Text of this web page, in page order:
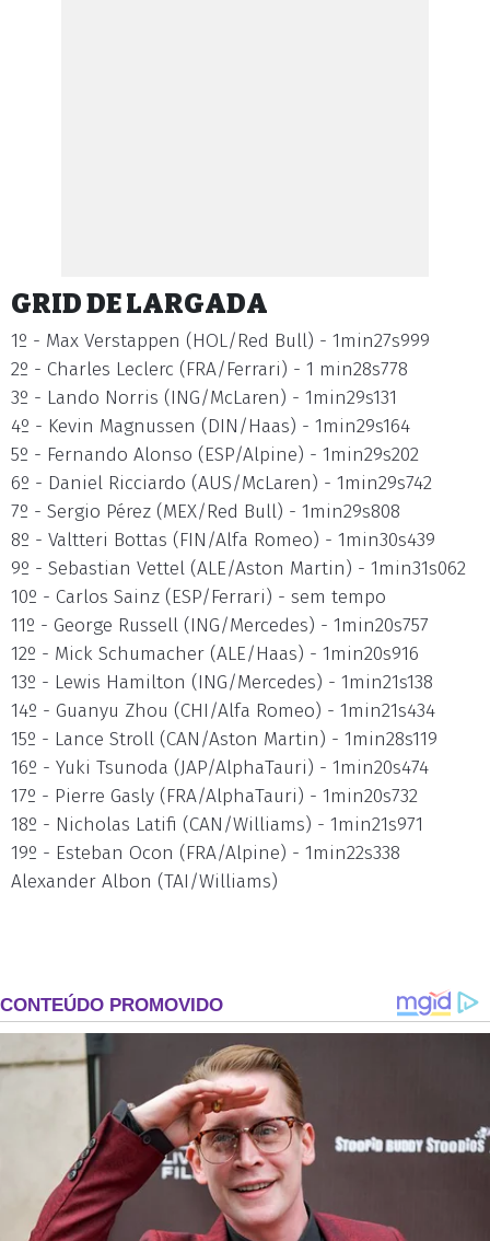
GRID DE LARGADA
1º - Max Verstappen (HOL/Red Bull) - 1min27s999
2º - Charles Leclerc (FRA/Ferrari) - 1 min28s778
3º - Lando Norris (ING/McLaren) - 1min29s131
4º - Kevin Magnussen (DIN/Haas) - 1min29s164
5º - Fernando Alonso (ESP/Alpine) - 1min29s202
6º - Daniel Ricciardo (AUS/McLaren) - 1min29s742
7º - Sergio Pérez (MEX/Red Bull) - 1min29s808
8º - Valtteri Bottas (FIN/Alfa Romeo) - 1min30s439
9º - Sebastian Vettel (ALE/Aston Martin) - 1min31s062
10º - Carlos Sainz (ESP/Ferrari) - sem tempo
11º - George Russell (ING/Mercedes) - 1min20s757
12º - Mick Schumacher (ALE/Haas) - 1min20s916
13º - Lewis Hamilton (ING/Mercedes) - 1min21s138
14º - Guanyu Zhou (CHI/Alfa Romeo) - 1min21s434
15º - Lance Stroll (CAN/Aston Martin) - 1min28s119
16º - Yuki Tsunoda (JAP/AlphaTauri) - 1min20s474
17º - Pierre Gasly (FRA/AlphaTauri) - 1min20s732
18º - Nicholas Latifi (CAN/Williams) - 1min21s971
19º - Esteban Ocon (FRA/Alpine) - 1min22s338
Alexander Albon (TAI/Williams)